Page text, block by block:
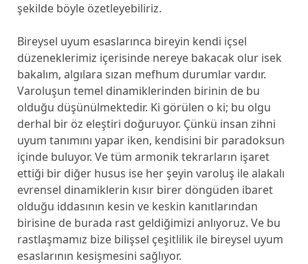
şekilde böyle özetleyebiliriz.
Bireysel uyum esaslarınca bireyin kendi içsel
düzeneklerimiz içerisinde nereye bakacak olur isek
bakalım, algılara sızan mefhum durumlar vardır.
Varoluşun temel dinamiklerinden birinin de bu
olduğu düşünülmektedir. Ki görülen o ki; bu olgu
derhal bir öz eleştiri doğuruyor. Çünkü insan zihni
uyum tanımını yapar iken, kendisini bir paradoksun
içinde buluyor. Ve tüm armonik tekrarların işaret
ettiği bir diğer husus ise her şeyin varoluş ile alakalı
evrensel dinamiklerin kısır birer döngüden ibaret
olduğu iddasının kesin ve keskin kanıtlarından
birisine de burada rast geldiğimizi anlıyoruz. Ve bu
rastlaşmamız bize bilişsel çeşitlilik ile bireysel uyum
esaslarının kesişmesini sağlıyor.